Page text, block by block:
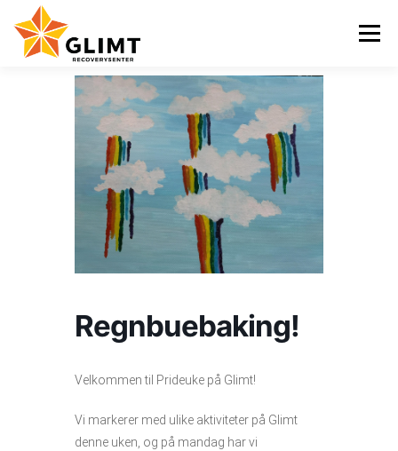
innhold
Meny
VI TILBYR NYHETER KALENDER
KONTAKT ENGLISH
Regnbuebaking!
Velkommen til Prideuke på Glimt!
Vi markerer med ulike aktiviteter på Glimt
denne uken, og på mandag har vi